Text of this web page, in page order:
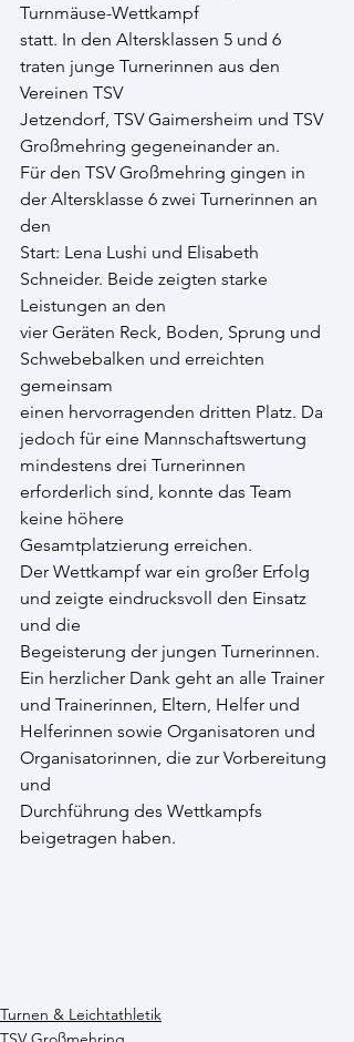
Turnmäuse-Wettkampf
statt. In den Altersklassen 5 und 6
traten junge Turnerinnen aus den
Vereinen TSV
Jetzendorf, TSV Gaimersheim und TSV
Großmehring gegeneinander an.
Für den TSV Großmehring gingen in
der Altersklasse 6 zwei Turnerinnen an
den
Start: Lena Lushi und Elisabeth
Schneider. Beide zeigten starke
Leistungen an den
vier Geräten Reck, Boden, Sprung und
Schwebebalken und erreichten
gemeinsam
einen hervorragenden dritten Platz. Da
jedoch für eine Mannschaftswertung
mindestens drei Turnerinnen
erforderlich sind, konnte das Team
keine höhere
Gesamtplatzierung erreichen.
Der Wettkampf war ein großer Erfolg
und zeigte eindrucksvoll den Einsatz
und die
Begeisterung der jungen Turnerinnen.
Ein herzlicher Dank geht an alle Trainer
und Trainerinnen, Eltern, Helfer und
Helferinnen sowie Organisatoren und
Organisatorinnen, die zur Vorbereitung
und
Durchführung des Wettkampfs
beigetragen haben.
Turnen & Leichtathletik